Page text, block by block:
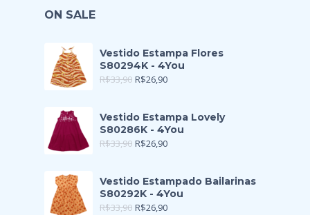
ON SALE
Vestido Estampa Flores
S80294K - 4You
R$33,90 R$26,90
Vestido Estampa Lovely
S80286K - 4You
R$33,90 R$26,90
Vestido Estampado Bailarinas
S80292K - 4You
R$33,90 R$26,90